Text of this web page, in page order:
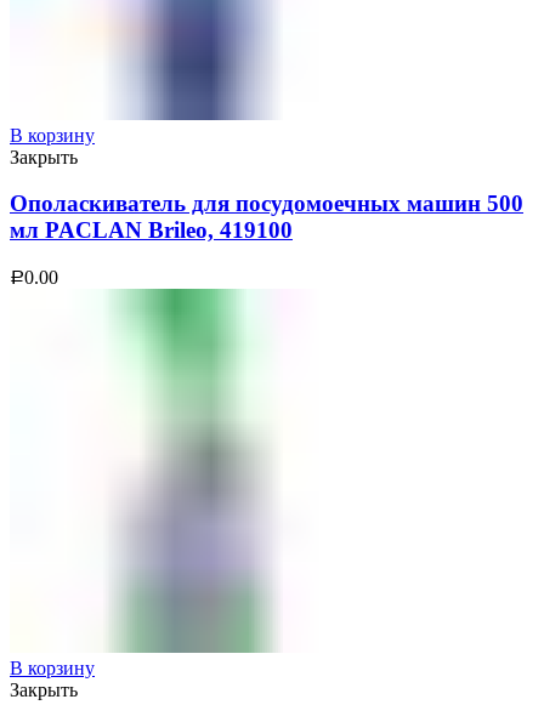
В корзину
Закрыть
Ополаскиватель для посудомоечных машин 500
мл PACLAN Brileo, 419100
Р0.00
В корзину
Закрыть